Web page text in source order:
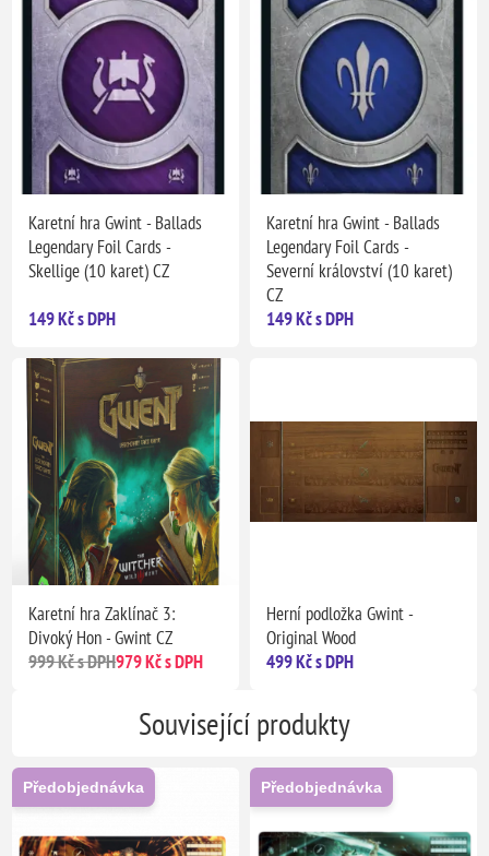
Karetní hra Gwint - Ballads
Legendary Foil Cards -
Skellige (10 karet) CZ
149 Kč s DPH
Karetní hra Gwint - Ballads
Legendary Foil Cards -
Severní království (10 karet)
CZ
149 Kč s DPH
Karetní hra Zaklínač 3:
Divoký Hon - Gwint CZ
999 Kč s DPH979 Kč s DPH
Herní podložka Gwint -
Original Wood
499 Kč s DPH
Související produkty
Předobjednávka Předobjednávka